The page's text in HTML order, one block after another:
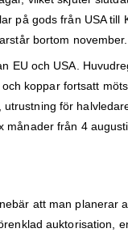
på gods från USA till
bortom november.
EU och USA.
koppar fortsatt
för
månader från 4
att man planerar
auktorisation,